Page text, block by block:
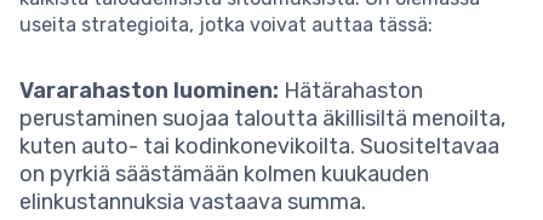
useita strategioita, jotka voivat auttaa tässä:
Vararahaston luominen: Hätärahaston
perustaminen suojaa taloutta äkillisiltä menoilta,
kuten auto- tai kodinkonevikoilta. Suositeltavaa
on pyrkiä säästämään kolmen kuukauden
elinkustannuksia vastaava summa.